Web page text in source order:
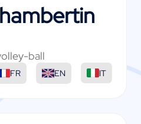
ball
FR EN IT